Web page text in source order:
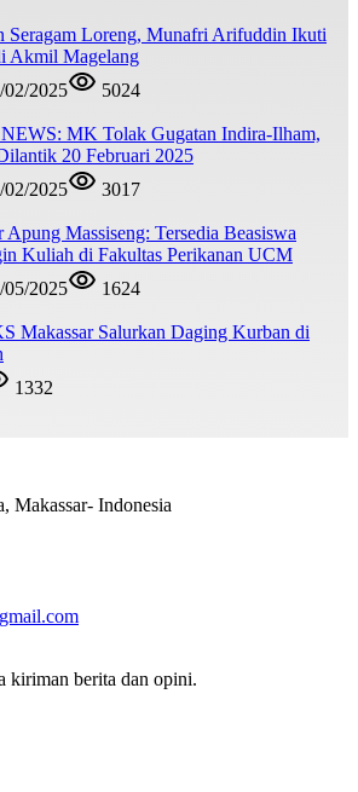
Seragam Loreng, Munafri Arifuddin Ikuti
Akmil Magelang
02/2025
5024
MK Tolak Gugatan Indira-Ilham,
20 Februari 2025
02/2025
3017
Massiseng: Tersedia Beasiswa
Kuliah di Fakultas Perikanan UCM
05/2025
1624
Makassar Salurkan Daging Kurban di
1332
Makassar- Indonesia
kiriman berita dan opini.